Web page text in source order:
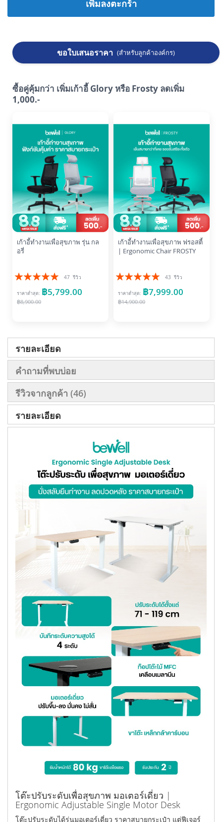
เพิ่มลงตะกร้า
ขอใบเสนอราคา (สำหรับลูกค้าองค์กร)
ซื้อคู่คุ้มกว่า เพิ่มเก้าอี้ Glory หรือ Frosty ลดเพิ่ม
1,000.-
เก้าอี้ทำงานเพื่อสุขภาพ รุ่น กล
อรี่
อันดับ:
47 รีวิว
ราคาต่ำสุด ฿5,799.00
฿8,900.00
เก้าอี้ทำงานเพื่อสุขภาพ ฟรอสตี้
| Ergonomic Chair FROSTY
อันดับ:
43 รีวิว
ราคาต่ำสุด ฿7,999.00
฿14,900.00
รายละเอียด
คำถามที่พบบ่อย
รีวิวจากลูกค้า 46
รายละเอียด
โต๊ะปรับระดับเพื่อสุขภาพ มอเตอร์เดี่ยว |
Ergonomic Adjustable Single Motor Desk
โต๊ะปรับระดับได้รุ่นมอเตอร์เดี่ยว ราคาสบายกระเป๋า แต่ฟีเจอร์